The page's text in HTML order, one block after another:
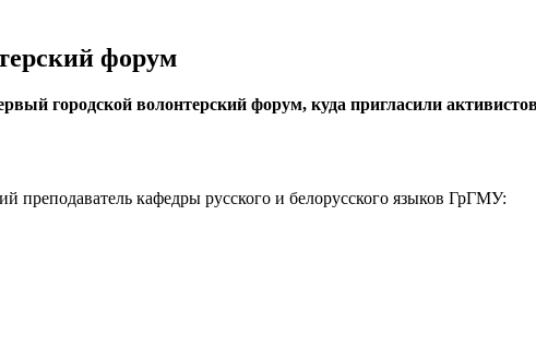
форум
городской волонтерский форум, куда пригласили
преподаватель кафедры русского и белорусского языков ГрГМУ: